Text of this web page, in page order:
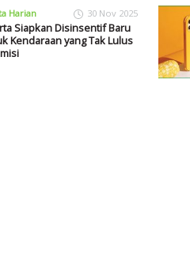
Harian 30 Nov 2025
Siapkan Disinsentif Baru
Kendaraan yang Tak Lulus